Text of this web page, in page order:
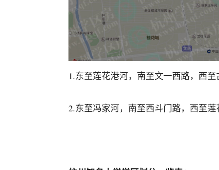
1.东至莲花港河，南至文一西路，西
2.东至冯家河，南至西斗门路，西至